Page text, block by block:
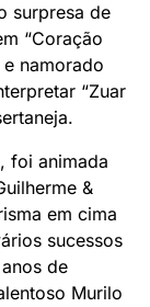
surpresa de
“Coração
namorado
“Zuar
foi animada
&
em cima
sucessos
de
Murilo